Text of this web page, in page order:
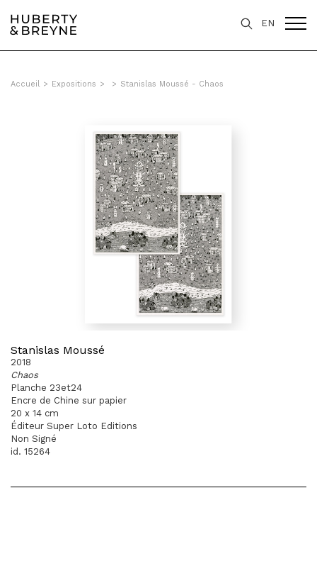
EN
Accueil > Expositions > > Stanislas Moussé - Chaos
Stanislas Moussé
2018
Chaos
Planche 23et24
Encre de Chine sur papier
20 x 14 cm
Éditeur Super Loto Editions
Non Signé
id. 15264